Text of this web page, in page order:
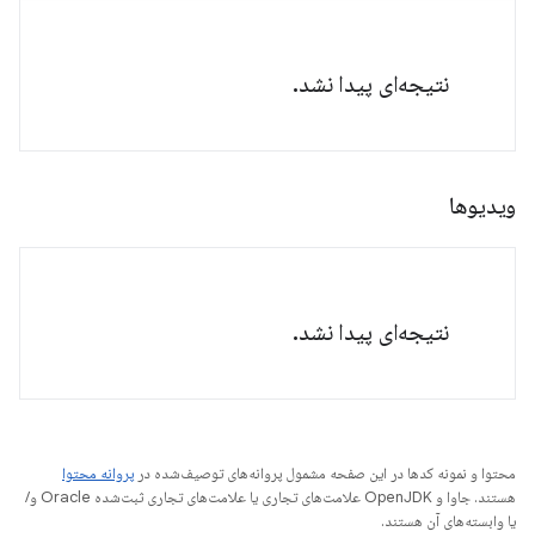
نتیجه‌ای پیدا نشد.
ویدیوها
نتیجه‌ای پیدا نشد.
محتوا و نمونه کدها در این صفحه مشمول پروانه‌های توصیف‌شده در پروانه محتوا
هستند. جاوا و OpenJDK علامت‌های تجاری یا علامت‌های تجاری ثبت‌شده Oracle و/
یا وابسته‌های آن هستند.